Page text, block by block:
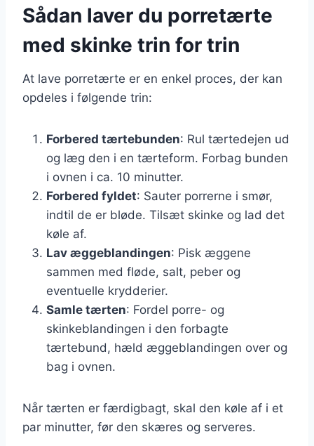
Sådan laver du porretærte
med skinke trin for trin
At lave porretærte er en enkel proces, der kan
opdeles i følgende trin:
Forbered tærtebunden: Rul tærtedejen ud
og læg den i en tærteform. Forbag bunden
i ovnen i ca. 10 minutter.
Forbered fyldet: Sauter porrerne i smør,
indtil de er bløde. Tilsæt skinke og lad det
køle af.
Lav æggeblandingen: Pisk æggene
sammen med fløde, salt, peber og
eventuelle krydderier.
Samle tærten: Fordel porre- og
skinkeblandingen i den forbagte
tærtebund, hæld æggeblandingen over og
bag i ovnen.
Når tærten er færdigbagt, skal den køle af i et
par minutter, før den skæres og serveres.